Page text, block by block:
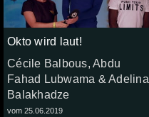
Okto wird laut!
Cécile Balbous, Abdu
Fahad Lubwama & Adelina
Balakhadze
vom 25.06.2019